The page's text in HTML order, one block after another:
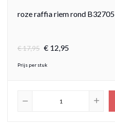
roze raffia riem rond B32705
€17,95 € 12,95
Prijs per stuk
remove add